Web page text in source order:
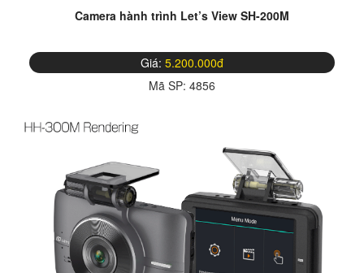
Camera hành trình Let’s View SH-200M
Giá: 5.200.000đ
Mã SP: 4856